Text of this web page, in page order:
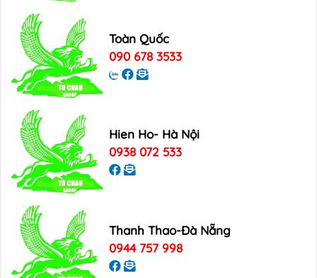
Toàn Quốc
090 678 3533
Hien Ho- Hà Nội
0938 072 533
Thanh Thao-Đà Nẵng
0944 757 998